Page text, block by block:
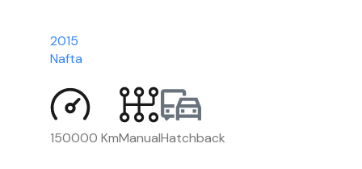
2015
Nafta
150000 KmManualHatchback